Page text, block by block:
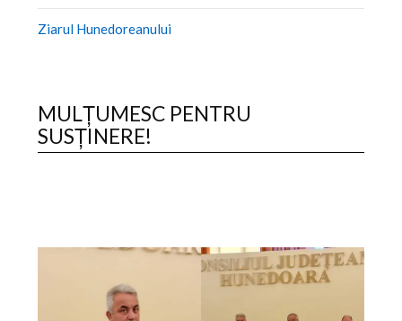
Ziarul Hunedoreanului
MULȚUMESC PENTRU
SUSȚINERE!